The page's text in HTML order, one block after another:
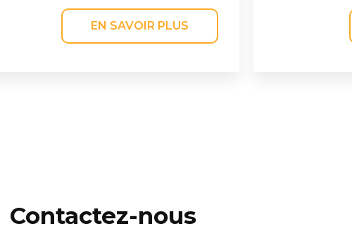
EN SAVOIR PLUS
Contactez-nous